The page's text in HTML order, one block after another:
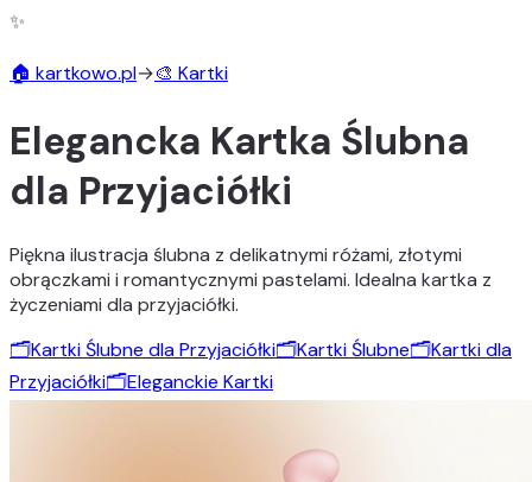
✨
🏠 kartkowo.pl→🎨 Kartki
Elegancka Kartka Ślubna
dla Przyjaciółki
Piękna ilustracja ślubna z delikatnymi różami, złotymi
obrączkami i romantycznymi pastelami. Idealna kartka z
życzeniami dla przyjaciółki.
🗂️Kartki Ślubne dla Przyjaciółki🗂️Kartki Ślubne🗂️Kartki dla
Przyjaciółki🗂️Eleganckie Kartki